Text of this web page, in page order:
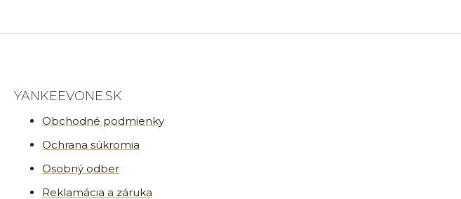
YANKEEVONE.SK
Obchodné podmienky
Ochrana súkromia
Osobný odber
Reklamácia a záruka